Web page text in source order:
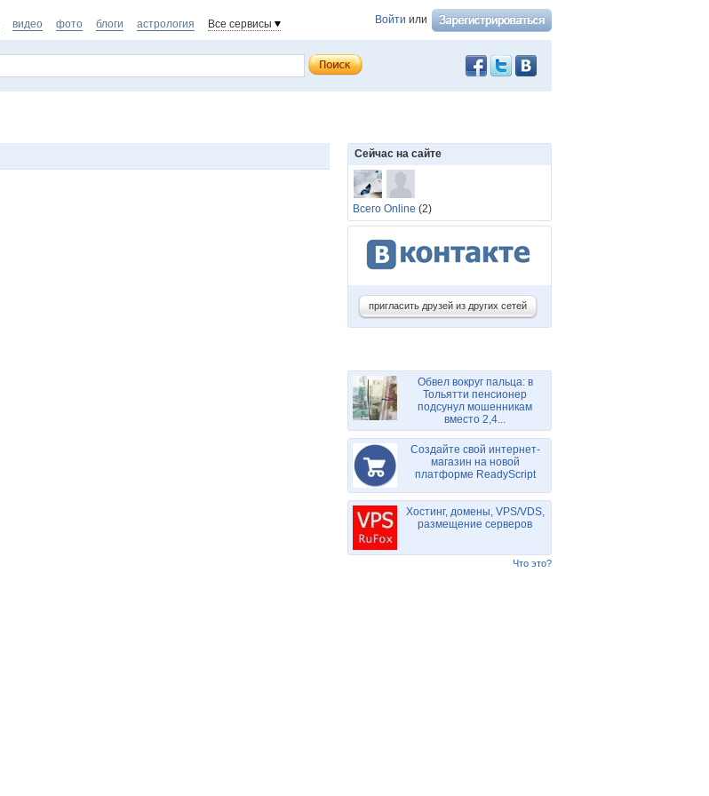
Войти или
видео фото блоги астрология Все сервисы
Сейчас на сайте
Всего Online (2)
пригласить друзей из других сетей
Обвел вокруг пальца: в
Тольятти пенсионер
подсунул мошенникам
вместо 2,4...
Создайте свой интернет-
магазин на новой
платформе ReadyScript
Хостинг, домены, VPS/VDS,
размещение серверов
Что это?